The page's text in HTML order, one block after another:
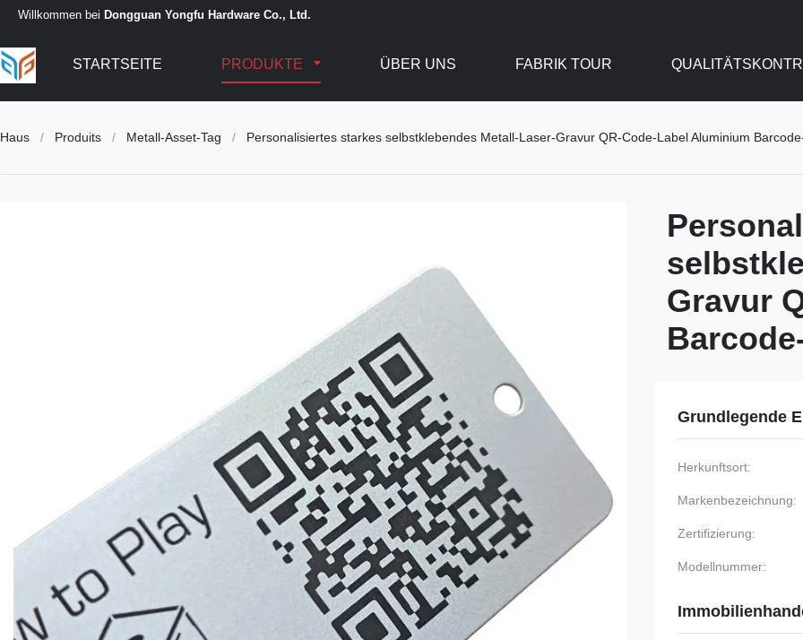
Willkommen bei Dongguan Yongfu Hardware Co., Ltd.
STARTSEITE PRODUKTE ÜBER UNS FABRIK TOUR
Haus / Produits / Metall-Asset-Tag / Personalisiertes starkes selbstklebendes Metall-Laser-Gravur QR-Code-Label Aluminium
Gravur
Grundlegende
Herkunftsort:
Markenbezeichnung:
Zertifizierung:
Modellnummer: